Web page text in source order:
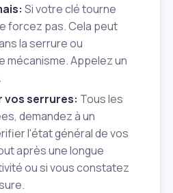
Si votre clé tourne
forcez pas. Cela peut
la serrure ou
mécanisme. Appelez un
vos serrures: Tous les
demandez à un
l'état général de vos
après une longue
ou si vous constatez